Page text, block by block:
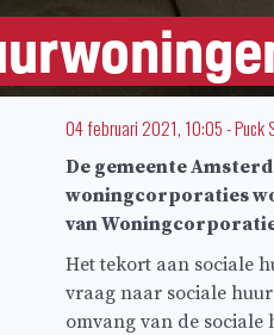
04 februari 2021, 10:05-Puck
De gemeente
woningcorporaties
van
Het tekort aan sociale
vraag naar sociale
omvang van de